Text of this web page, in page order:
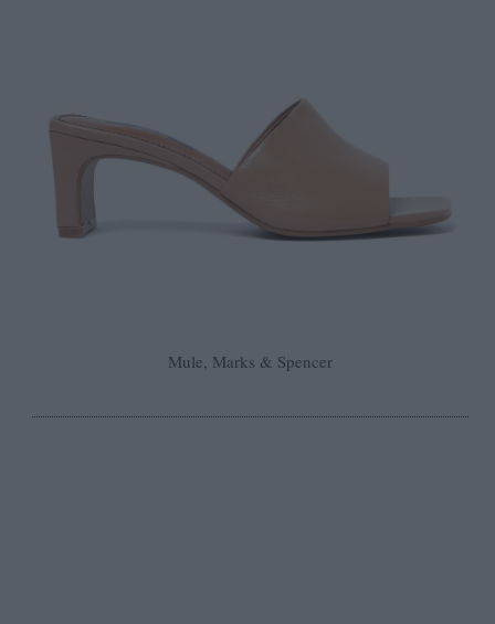
Mule, Marks & Spencer